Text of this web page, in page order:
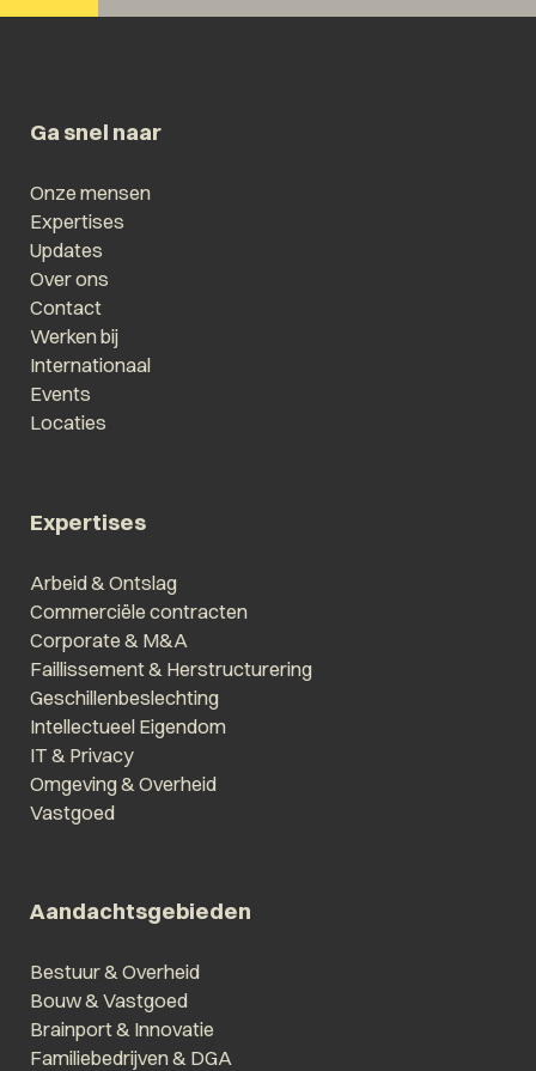
Ga snel naar
Onze mensen
Expertises
Updates
Over ons
Contact
Werken bij
Internationaal
Events
Locaties
Expertises
Arbeid & Ontslag
Commerciële contracten
Corporate & M&A
Faillissement & Herstructurering
Geschillenbeslechting
Intellectueel Eigendom
IT & Privacy
Omgeving & Overheid
Vastgoed
Aandachtsgebieden
Bestuur & Overheid
Bouw & Vastgoed
Brainport & Innovatie
Familiebedrijven & DGA